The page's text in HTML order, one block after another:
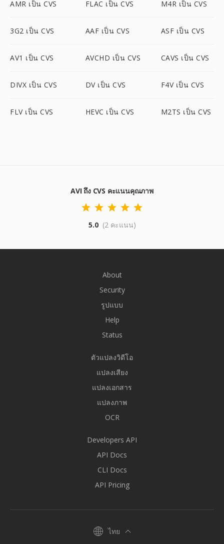
AMR เป็น CVS FLAC เป็น CVS M4R เป็น CVS
3G2 เป็น CVS AAF เป็น CVS ASF เป็น CVS
AV1 เป็น CVS AVCHD เป็น CVS CAVS เป็น CVS
DIVX เป็น CVS DV เป็น CVS F4V เป็น CVS
FLV เป็น CVS HEVC เป็น CVS M2TS เป็น CVS
AVI ถึง CVS คะแนนคุณภาพ
5.0 (2 คะแนน)
About
Security
รูปแบบ
Help
Status
ตัวแปลงวิดีโอ
แปลงเสียง
แปลงเอกสาร
แปลงภาพ
OCR
Developers API
API Docs
CLI Docs
API Pricing
ไทย